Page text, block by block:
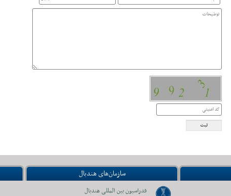
سازمان‌های هندبال
فدراسیون بین المللی هندبال